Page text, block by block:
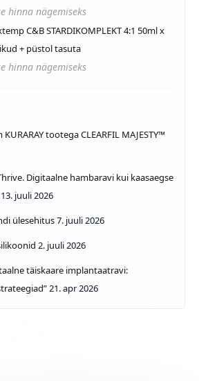
hinna nägemiseks
C&B STARDIKOMPLEKT 4:1 50ml x
+ püstol tasuta
hinna nägemiseks
tootega CLEARFIL MAJESTY™
Digitaalne hambaravi kui kaasaegse
13. juuli 2026
ülesehitus7. juuli 2026
2. juuli 2026
täiskaare implantaatravi:
21. apr 2026